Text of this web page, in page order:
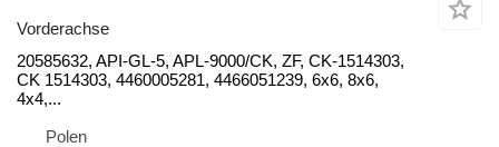
Vorderachse
20585632, API-GL-5, APL-9000/CK, ZF, CK-1514303,
CK 1514303, 4460005281, 4466051239, 6x6, 8x6,
4x4,...
Polen